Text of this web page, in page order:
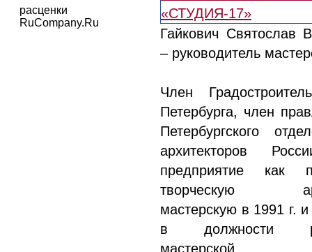
расценки
RuCompany.Ru
Гайкович Святослав
– руководитель
Член
Петербурга, член
Петербургского
архитекторов
предприятие как
творческую
мастерскую в 1991 г.
в должности
мастерской.